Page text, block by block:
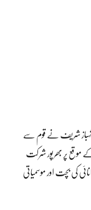
شریف نے قوم سے
2026 کو ارتھ آور کے موقع پر بھرپور شرکت
کی بچت اور موسمیاتی